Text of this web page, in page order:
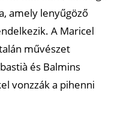
amely lenyűgöző
A Maricel
művészet
és Balmins
vonzzák a pihenni